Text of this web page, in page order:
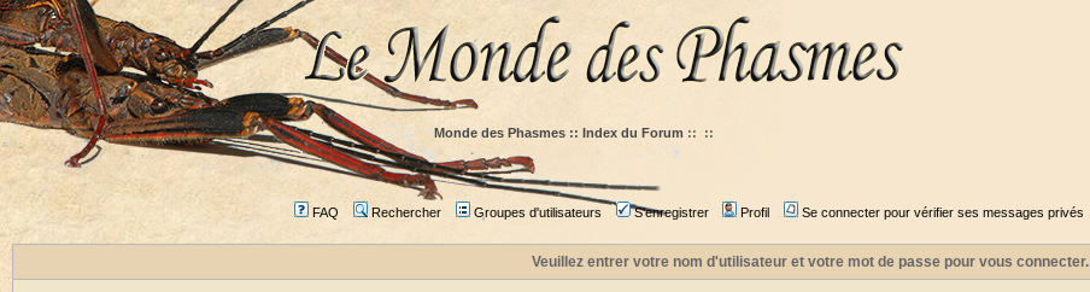
Monde des Phasmes :: Index du Forum :: ::
FAQ Rechercher Groupes d'utilisateurs S'enregistrer Profil Se connecter pour vérifier ses messages privés
Veuillez entrer votre nom d'utilisateur et votre mot de passe pour vous connecter.